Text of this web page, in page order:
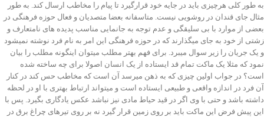
به طور کلی هرچیزی باید در جایه خود قرارگیرد تا پیام را مخاطب ارسال کند. به طور
مثال جای قندان در روشویی نیست. متاسفانه بعضا متصدیان و فعال حوزه فرهنگی در
بعضی از موارد با بی سلیقگی و عدم توجه به جانمایی مناسب پدیده های نامتعارف و
زشتی از خود به جای میگذارند که در حوزه فرهنگی این امر به نام فرد نوشته نمیشود
و یک جریان را زیر سوال میبرد. برای فهم بهتر مطلب میتوان اینگونه مطلب را بیان
نمود که مثلا یک ماکت تمام قد ایستاده از یک انسان اصولا برای چه ساخته شده
است؟ در جواب اولین چیزی که به ذهن میرسد آن است که مخاطب حس کند در کنار
آن فرد در اندازه واقعی و طبیعی ایستاده است و میتواند ارتباط بهتری با او در لحظه
داشته باشد و حتی با وی اگر در قید حیاط مادی نیز نباشد عکس یادگاری بگیرد. پس با
این پیش فرض این ماکت باید بر روی زمین قرار گیرد نه بر روی تیرهای چراغ برق در